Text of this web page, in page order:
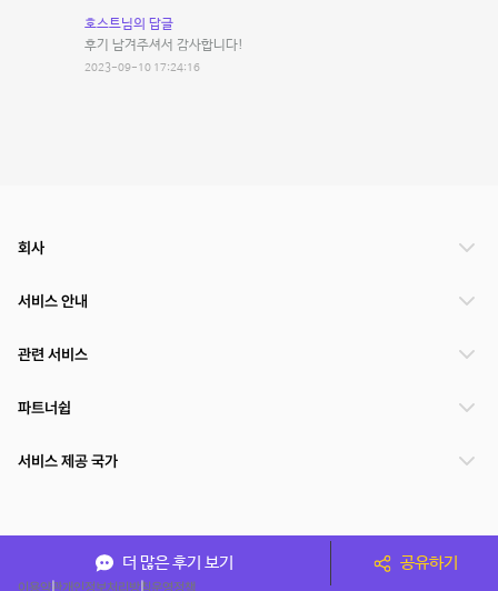
호스트님의 답글
후기 남겨주셔서 감사합니다!
2023-09-10 17:24:16
더 많은 후기 보기 공유하기
회사
서비스 안내
관련 서비스
파트너쉽
서비스 제공 국가
이용약관개인정보처리방침운영정책